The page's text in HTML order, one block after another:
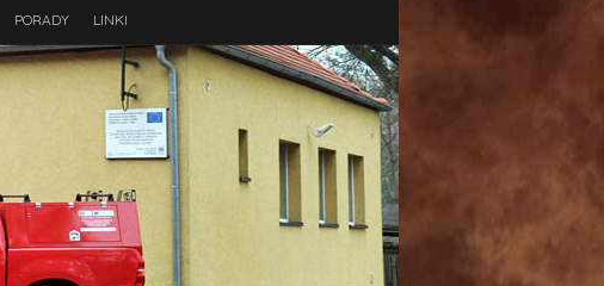
PORADY LINKI